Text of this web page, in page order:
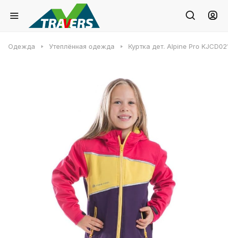
Одежда Утеплённая одежда Куртка дет. Alpine Pro